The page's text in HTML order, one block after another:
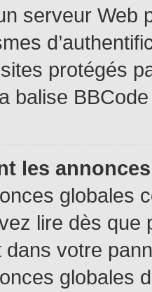
serveur Web
protégés
balise
les
globales
lire dès que
votre
globales